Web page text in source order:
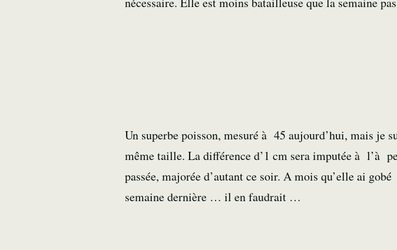
Un superbe poisson, mesuré à 45 aujourd’hui, mais je
même taille. La différence d’1 cm sera imputée à l’à
passée, majorée d’autant ce soir. A mois qu’elle ai
semaine dernière … il en faudrait …